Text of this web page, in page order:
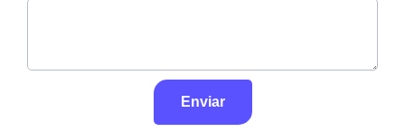
Enviar